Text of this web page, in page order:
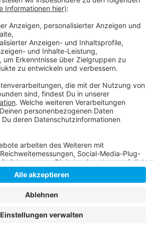
Gelände auf, wo für vier
will die Stadt in dieser Woche